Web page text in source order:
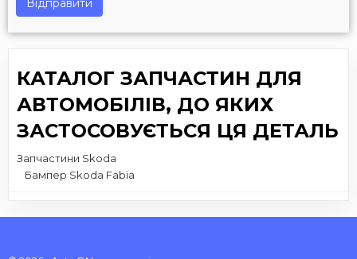
КАТАЛОГ ЗАПЧАСТИН ДЛЯ
АВТОМОБІЛІВ, ДО ЯКИХ
ЗАСТОСОВУЄТЬСЯ ЦЯ ДЕТАЛЬ
Запчастини Skoda
Бампер Skoda Fabia